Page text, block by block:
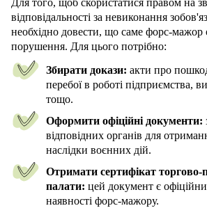
Для того, щоб скористатися правом на
відповідальності за невиконання
необхідно довести, що саме форс-
порушення. Для цього потрібно:
Збирати докази: акти про
перебої в роботі підприємства,
тощо.
Оформити офіційні документи:
відповідних органів для
наслідки воєнних дій.
Отримати сертифікат торгово-
палати: цей документ є
наявності форс-мажору.